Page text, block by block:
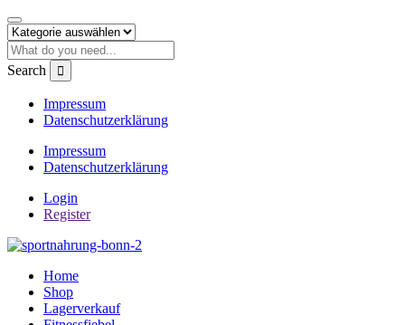
Search
Impressum
Datenschutzerklärung
Impressum
Datenschutzerklärung
Login
Register
Home
Shop
Lagerverkauf